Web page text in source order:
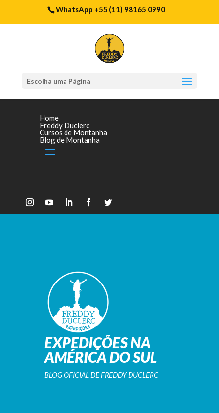
WhatsApp +55 (11) 98165 0990
Escolha uma Página
Home
Freddy Duclerc
Cursos de Montanha
Blog de Montanha
EXPEDIÇÕES NA
AMÉRICA DO SUL
BLOG OFICIAL DE FREDDY DUCLERC